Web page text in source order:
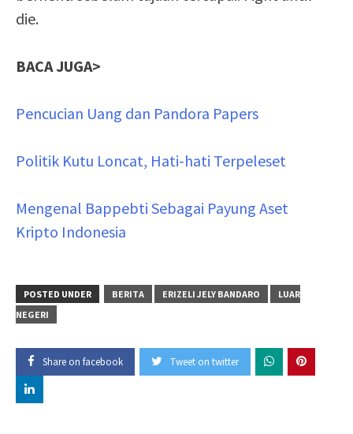
die.
BACA JUGA>
Pencucian Uang dan Pandora Papers
Politik Kutu Loncat, Hati-hati Terpeleset
Mengenal Bappebti Sebagai Payung Aset
Kripto Indonesia
POSTED UNDER BERITA ERIZELI JELY BANDARO
LUAR
NEGERI
Share on facebook Tweet on twitter